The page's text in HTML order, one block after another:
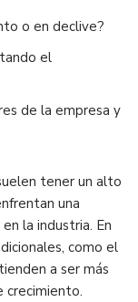
o en declive?
el
de la empresa y
tener un alto
una
la industria. En
como el
a ser más
crecimiento.